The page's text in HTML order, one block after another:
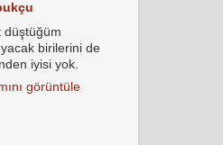
düştüğüm
birilerini de
iyisi yok.
görüntüle